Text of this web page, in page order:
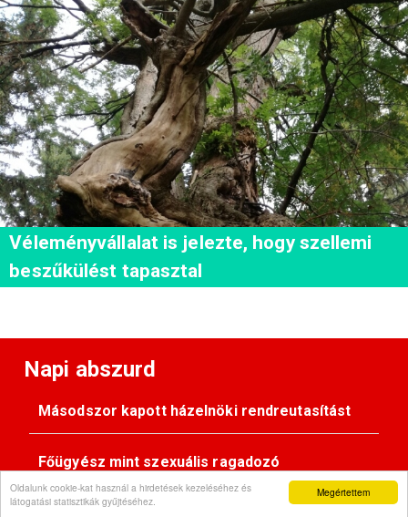
Megértettem
Oldalunk cookie-kat használ a hirdetések kezeléséhez és
látogatási statisztikák gyűjtéséhez.
Véleményvállalat is jelezte, hogy szellemi
beszűkülést tapasztal
Napi abszurd
Másodszor kapott házelnöki rendreutasítást
Főügyész mint szexuális ragadozó